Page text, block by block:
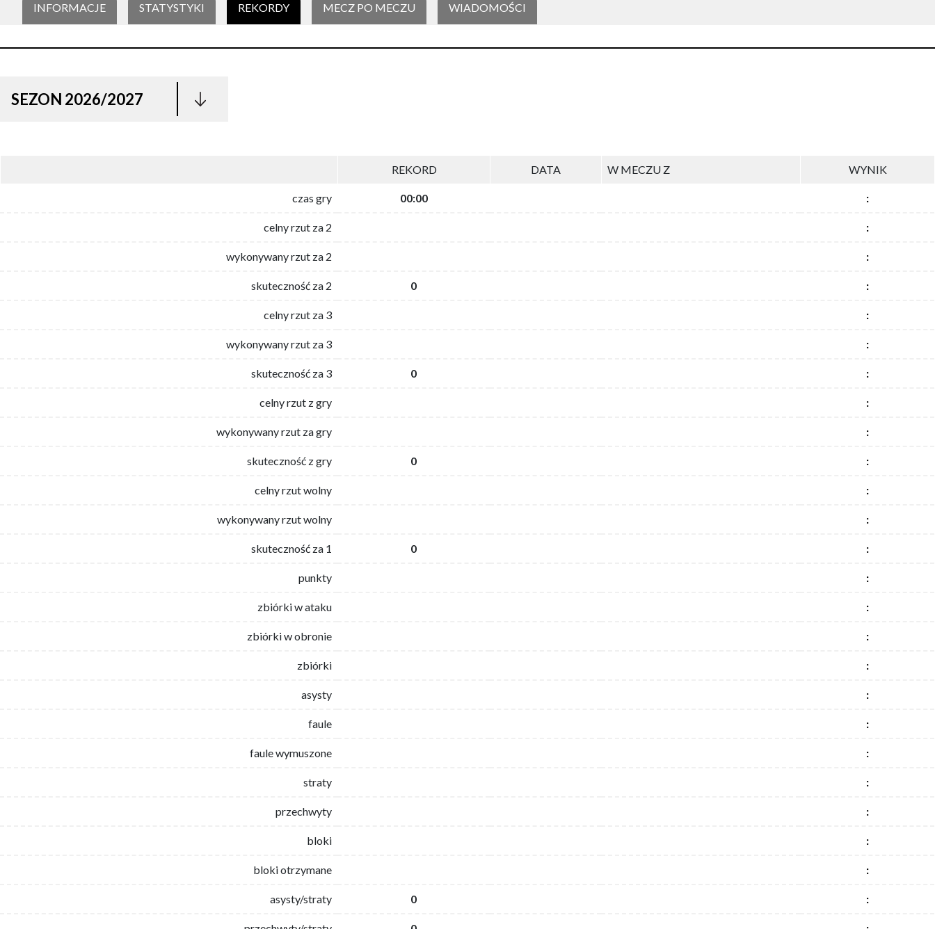
INFORMACJE STATYSTYKI REKORDY MECZ PO MECZU WIADOMOŚCI
SEZON 2026/2027
REKORD DATA W MECZU Z WYNIK
czas gry 00:00 :
celny rzut za 2 :
wykonywany rzut za 2 :
skuteczność za 2 0 :
celny rzut za 3 :
wykonywany rzut za 3 :
skuteczność za 3 0 :
celny rzut z gry :
wykonywany rzut za gry :
skuteczność z gry 0 :
celny rzut wolny :
wykonywany rzut wolny :
skuteczność za 1 0 :
punkty :
zbiórki w ataku :
zbiórki w obronie :
zbiórki :
asysty :
faule :
faule wymuszone :
straty :
przechwyty :
bloki :
bloki otrzymane :
asysty/straty 0 :